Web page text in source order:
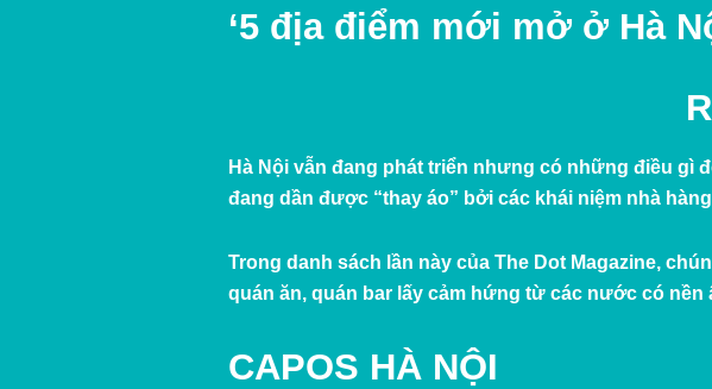
‘5 địa điểm mới mở ở Hà
Hà Nội vẫn đang phát triển nhưng có những điều gì
đang dần được “thay áo” bởi các khái niệm nhà
Trong danh sách lần này của The Dot Magazine,
quán ăn, quán bar lấy cảm hứng từ các nước có
CAPOS HÀ NỘI